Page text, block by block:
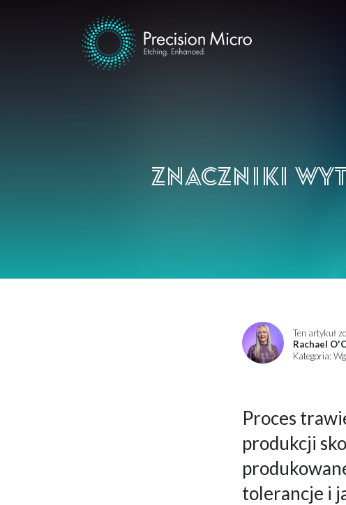
Znaczniki
Ten artykuł
Rachael
Kategoria:
Proces
produkcji
tolerancje i